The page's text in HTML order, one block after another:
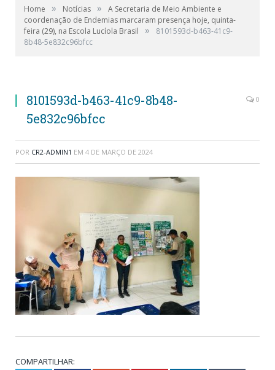
Home » Notícias »
A Secretaria de Meio Ambiente e
coordenação de Endemias marcaram presença hoje, quinta-
feira (29), na Escola Lucíola Brasil
»
8101593d-b463-41c9-
8b48-5e832c96bfcc
8101593d-b463-41c9-8b48-
5e832c96bfcc
0
POR CR2-ADMIN1 EM 4 DE MARÇO DE 2024
COMPARTILHAR: